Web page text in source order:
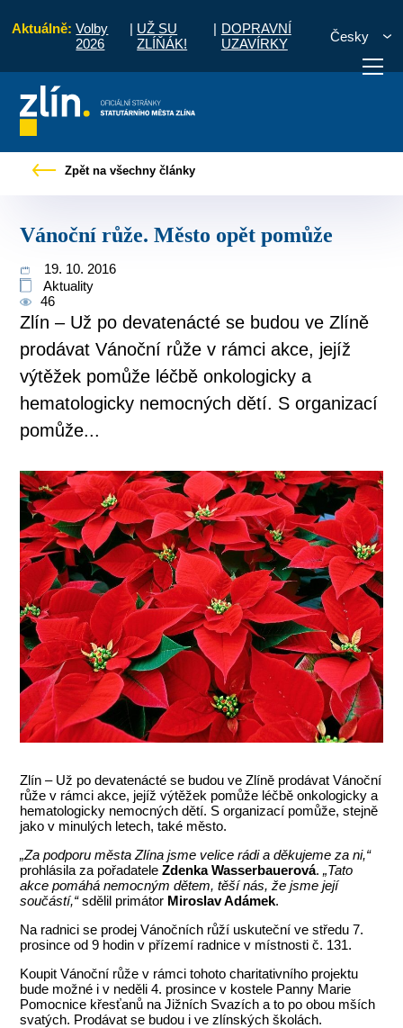
Aktuálně: Volby
2026
| UŽ SU
ZLÍŇÁK!
| DOPRAVNÍ
UZAVÍRKY
Česky
vyřídit Potřebuji zaplatit
Zpět na všechny články
Vánoční růže. Město opět pomůže
19. 10. 2016
Aktuality
46
Zlín – Už po devatenácté se budou ve Zlíně
prodávat Vánoční růže v rámci akce, jejíž
výtěžek pomůže léčbě onkologicky a
hematologicky nemocných dětí. S organizací
pomůže...
Zlín – Už po devatenácté se budou ve Zlíně prodávat Vánoční
růže v rámci akce, jejíž výtěžek pomůže léčbě onkologicky a
hematologicky nemocných dětí. S organizací pomůže, stejně
jako v minulých letech, také město.
„Za podporu města Zlína jsme velice rádi a děkujeme za ni,“
prohlásila za pořadateleZdenka Wasserbauerová.„Tato
akce pomáhá nemocným dětem, těší nás, že jsme její
součástí,“sdělil primátor Miroslav Adámek.
Na radnici se prodej Vánočních růží uskuteční ve středu 7.
prosince od 9 hodin v přízemí radnice v místnosti č. 131.
Koupit Vánoční růže v rámci tohoto charitativního projektu
bude možné i v neděli 4. prosince v kostele Panny Marie
Pomocnice křesťanů na Jižních Svazích a to po obou mších
svatých. Prodávat se budou i ve zlínských školách.